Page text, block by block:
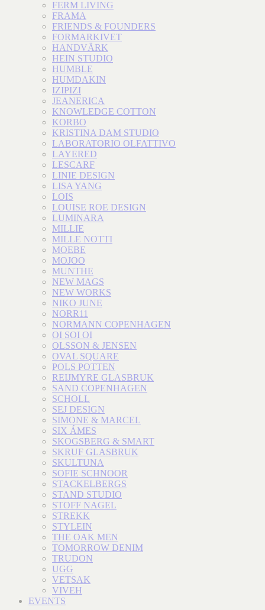
FERM LIVING
FRAMA
FRIENDS & FOUNDERS
FORMARKIVET
HANDVÄRK
HEIN STUDIO
HUMBLE
HUMDAKIN
IZIPIZI
JEANERICA
KNOWLEDGE COTTON
KORBO
KRISTINA DAM STUDIO
LABORATORIO OLFATTIVO
LAYERED
LESCARF
LINIE DESIGN
LISA YANG
LOIS
LOUISE ROE DESIGN
LUMINARA
MILLIE
MILLE NOTTI
MOEBE
MOJOO
MUNTHE
NEW MAGS
NEW WORKS
NIKO JUNE
NORR11
NORMANN COPENHAGEN
OI SOI OI
OLSSON & JENSEN
OVAL SQUARE
POLS POTTEN
REIJMYRE GLASBRUK
SAND COPENHAGEN
SCHOLL
SEJ DESIGN
SIMONE & MARCEL
SIX ÁMES
SKOGSBERG & SMART
SKRUF GLASBRUK
SKULTUNA
SOFIE SCHNOOR
STACKELBERGS
STAND STUDIO
STOFF NAGEL
STREKK
STYLEIN
THE OAK MEN
TOMORROW DENIM
TRUDON
UGG
VETSAK
VIVEH
EVENTS